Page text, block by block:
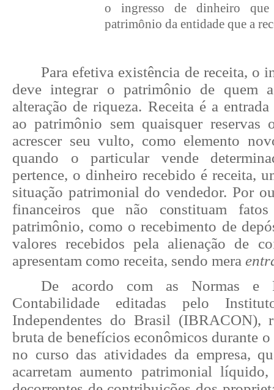
o ingresso de dinheiro
patrimônio da entidade que a
Para efetiva existência de receita, o
deve integrar o patrimônio de quem
alteração de riqueza. Receita é a
ao patrimônio sem quaisquer reservas
acrescer seu vulto, como elemento
quando o particular vende
pertence, o dinheiro recebido é receita,
situação patrimonial do vendedor. Por
financeiros que não constituam
patrimônio, como o recebimento de
valores recebidos pela alienação de
apresentam como receita, sendo mera
De acordo com as Normas e
Contabilidade editadas pelo
Independentes do Brasil (IBRACON),
bruta de benefícios econômicos durante
no curso das atividades da empresa,
acarretam aumento patrimonial